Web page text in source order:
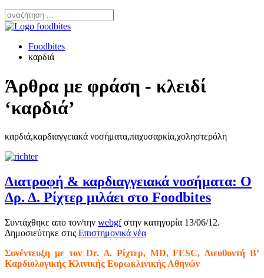
Foodbites
καρδιά
Άρθρα με φράση - κλειδί
‘καρδιά’
καρδιά,καρδιαγγειακά νοσήματα,παχυσαρκία,χοληστερόλη
Διατροφή & καρδιαγγειακά νοσήματα: Ο
Δρ. Δ. Ρίχτερ μιλάει στο Foodbites
Συντάχθηκε απο τον/την webgfστην κατηγορία 13/06/12.
Δημοσιεύτηκε στις Επιστημονικά νέα
Συνέντευξη με τον Dr. Δ. Ρίχτερ, MD, FESC, Διευθυντή Β’
Καρδιολογικής Κλινικής Ευρωκλινικής Αθηνών